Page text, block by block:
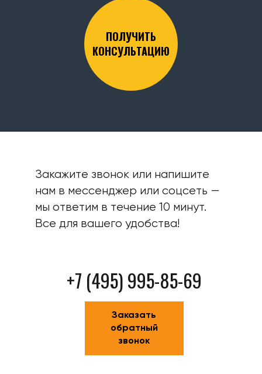
ПОЛУЧИТЬ
КОНСУЛЬТАЦИЮ
Закажите звонок или напишите
нам в мессенджер или соцсеть —
мы ответим в течение 10 минут.
Все для вашего удобства!
+7 (495) 995-85-69
Заказать
обратный
звонок